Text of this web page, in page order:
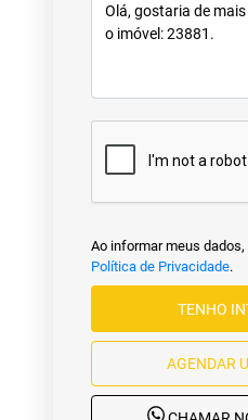
Ao informar meus
Política de Privacidade.